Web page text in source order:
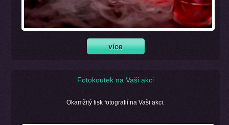
Fotokoutek na Vaši akci
Okamžitý tisk fotografií na Vaši akci.